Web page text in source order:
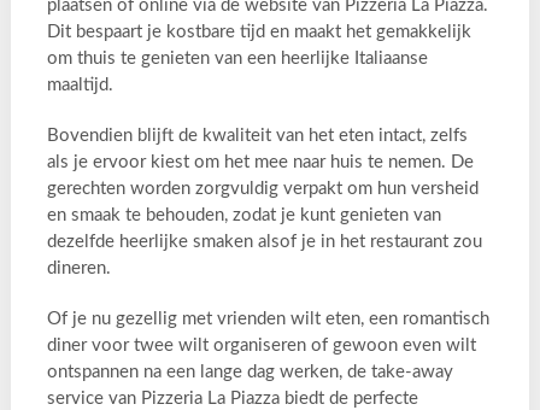
plaatsen of online via de website van Pizzeria La Piazza.
Dit bespaart je kostbare tijd en maakt het gemakkelijk
om thuis te genieten van een heerlijke Italiaanse
maaltijd.
Bovendien blijft de kwaliteit van het eten intact, zelfs
als je ervoor kiest om het mee naar huis te nemen. De
gerechten worden zorgvuldig verpakt om hun versheid
en smaak te behouden, zodat je kunt genieten van
dezelfde heerlijke smaken alsof je in het restaurant zou
dineren.
Of je nu gezellig met vrienden wilt eten, een romantisch
diner voor twee wilt organiseren of gewoon even wilt
ontspannen na een lange dag werken, de take-away
service van Pizzeria La Piazza biedt de perfecte